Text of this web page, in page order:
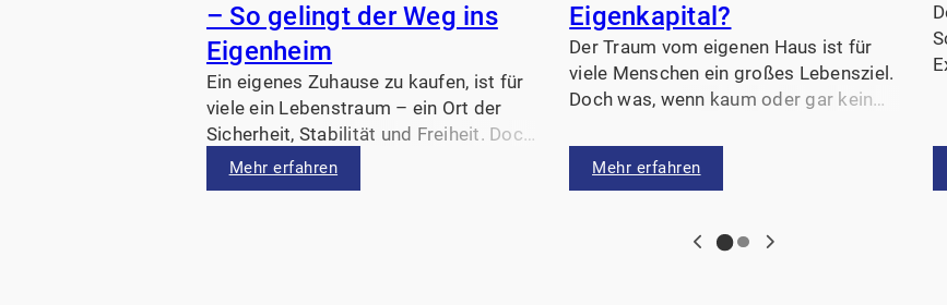
– So gelingt der Weg ins
Eigenheim
Ein eigenes Zuhause zu kaufen, ist für
viele ein Lebenstraum – ein Ort der
Sicherheit, Stabilität und Freiheit. Doch
bevor aus dem Traum ein Schlüssel in
der Hand wird, ist die richtige
Mehr erfahren
Eigenkapital?
Der Traum vom eigenen Haus ist für
viele Menschen ein großes Lebensziel.
Doch was, wenn kaum oder gar kein
Hauskauf ohne Eigenkapital ist
möglich – aber er will gut überlegt
Mehr erfahren